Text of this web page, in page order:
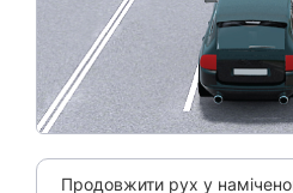
Продовжити рух у